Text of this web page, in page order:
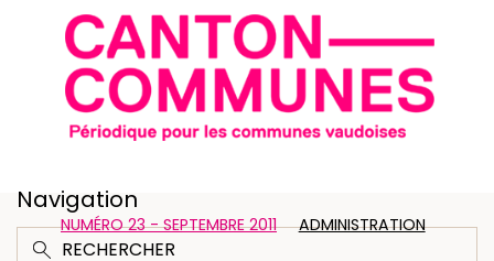
Navigation
NUMÉRO 23 - SEPTEMBRE 2011 ADMINISTRATION